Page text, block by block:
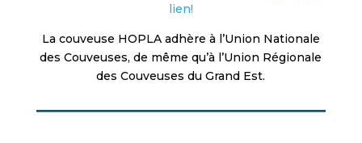
lien!
La couveuse HOPLA adhère à l’Union Nationale
des Couveuses, de même qu’à l’Union Régionale
des Couveuses du Grand Est.